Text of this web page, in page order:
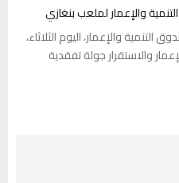
والإعمار لملعب بنغازي
والإعمار، اليوم الثلاثاء،
والاستقرار جولة تفقدية